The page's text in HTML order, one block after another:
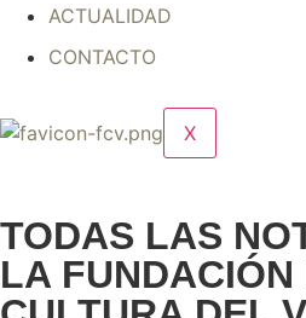
ACTUALIDAD
CONTACTO
X
TODAS LAS
LA